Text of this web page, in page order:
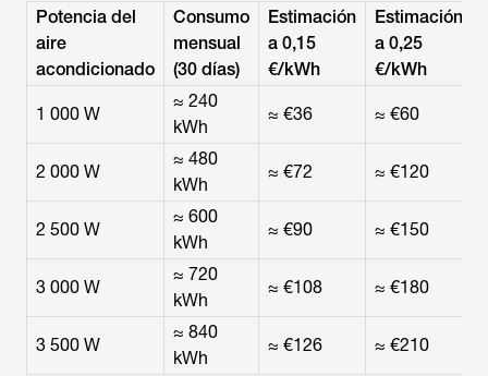
Potencia del
aire
acondicionado
Consumo
mensual
(30 días)
Estimación
a 0,15
€/kWh
Estimación
a 0,25
€/kWh
1 000 W
≈ 240
kWh
≈ €36 ≈ €60
2 000 W
≈ 480
kWh
≈ €72 ≈ €120
2 500 W
≈ 600
kWh
≈ €90 ≈ €150
3 000 W
≈ 720
kWh
≈ €108 ≈ €180
3 500 W
≈ 840
kWh
≈ €126 ≈ €210